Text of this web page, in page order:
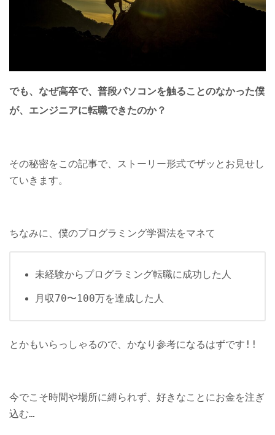
でも、なぜ高卒で、普段パソコンを触ることのなかった僕
が、エンジニアに転職できたのか？
その秘密をこの記事で、ストーリー形式でザッとお見せし
ていきます。
ちなみに、僕のプログラミング学習法をマネて
未経験からプログラミング転職に成功した人
月収70〜100万を達成した人
とかもいらっしゃるので、かなり参考になるはずです!!
今でこそ時間や場所に縛られず、好きなことにお金を注ぎ
込む…